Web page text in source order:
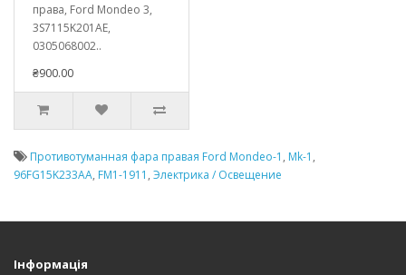
права, Ford Mondeo 3,
3S7115K201AE,
0305068002..
₴900.00
Противотуманная фара правая Ford Mondeo-1 , Mk-1 ,
96FG15K233AA, FM1-1911 , Электрика / Освещение
Інформація